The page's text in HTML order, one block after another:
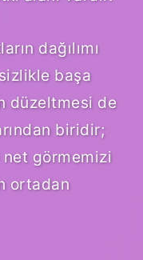
dağılımı
başa
düzeltmesi de
biridir;
görmemizi
ortadan